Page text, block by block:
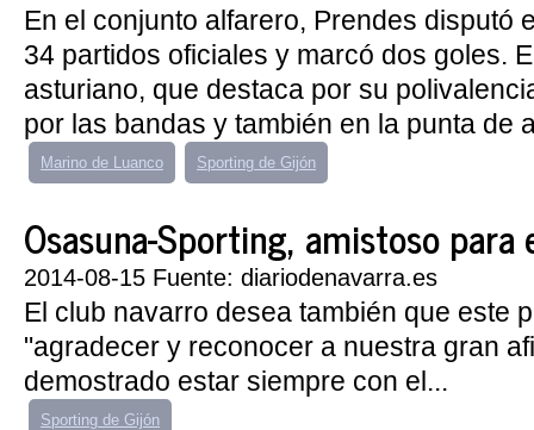
En el conjunto alfarero, Prendes disputó
34 partidos oficiales y marcó dos goles.
asturiano, que destaca por su
por las bandas y también en la punta de
Marino de Luanco Sporting de Gijón
Osasuna-Sporting, amistoso para
2014-08-15 Fuente: diariodenavarra.es
El club navarro desea también que este
"agradecer y reconocer a nuestra gran
demostrado estar siempre con el...
Sporting de Gijón